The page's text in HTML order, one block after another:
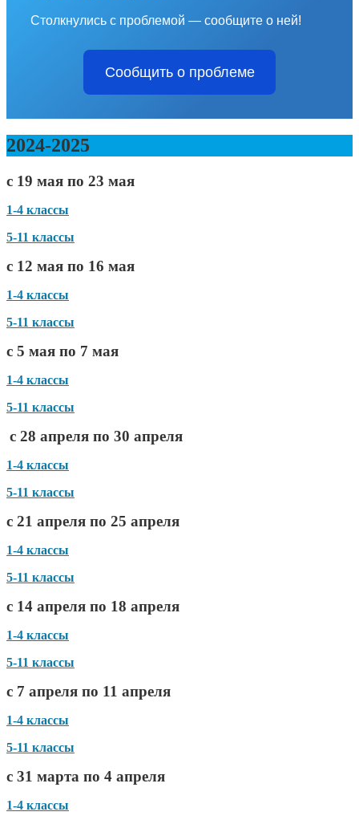
Столкнулись с проблемой — сообщите о ней!
Сообщить о проблеме
2024-2025
с 19 мая по 23 мая
1-4 классы
5-11 классы
с 12 мая по 16 мая
1-4 классы
5-11 классы
с 5 мая по 7 мая
1-4 классы
5-11 классы
с 28 апреля по 30 апреля
1-4 классы
5-11 классы
с 21 апреля по 25 апреля
1-4 классы
5-11 классы
с 14 апреля по 18 апреля
1-4 классы
5-11 классы
с 7 апреля по 11 апреля
1-4 классы
5-11 классы
с 31 марта по 4 апреля
1-4 классы